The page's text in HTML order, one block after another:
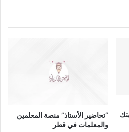
“تحاضير الأستاذ” منصة المعلمين
والمعلمات في قطر